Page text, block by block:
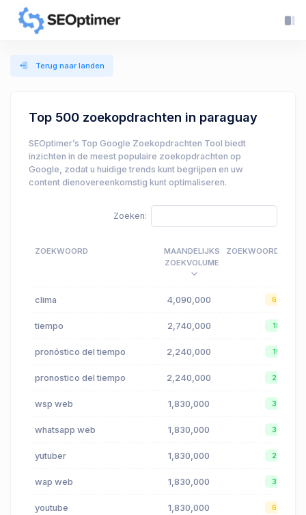
Terug naar landen
Top 500 zoekopdrachten in paraguay
SEOptimer’s Top Google Zoekopdrachten Tool biedt
inzichten in de meest populaire zoekopdrachten op
Google, zodat u huidige trends kunt begrijpen en uw
content dienovereenkomstig kunt optimaliseren.
Zoeken:
ZOEKWOORD
MAANDELIJKS
ZOEKVOLUME
clima 4,090,000 66
tiempo 2,740,000 18
pronóstico del tiempo 2,240,000 19
pronostico del tiempo 2,240,000 29
wsp web 1,830,000 32
whatsapp web 1,830,000 36
yutuber 1,830,000 20
wap web 1,830,000 38
youtube 1,830,000 68